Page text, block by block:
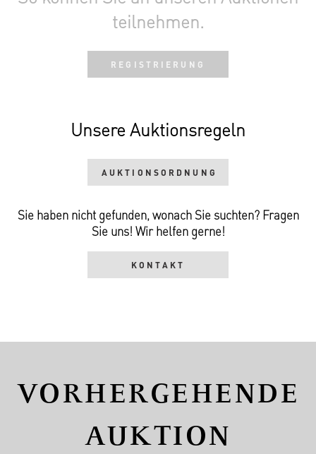
teilnehmen.
REGISTRIERUNG
Unsere Auktionsregeln
AUKTIONSORDNUNG
Sie haben nicht gefunden, wonach Sie suchten? Fragen
Sie uns! Wir helfen gerne!
KONTAKT
VORHERGEHENDE
AUKTION